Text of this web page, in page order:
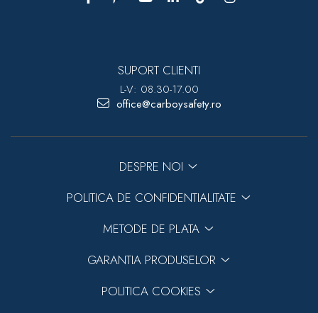
SUPORT CLIENTI
L-V: 08.30-17.00
office@carboysafety.ro
DESPRE NOI
POLITICA DE CONFIDENTIALITATE
METODE DE PLATA
GARANTIA PRODUSELOR
POLITICA COOKIES